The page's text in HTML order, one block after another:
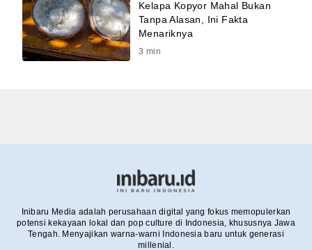
Kelapa Kopyor Mahal Bukan
Tanpa Alasan, Ini Fakta
Menariknya
3 min
Inibaru Media adalah perusahaan digital yang fokus memopulerkan
potensi kekayaan lokal dan pop culture di Indonesia, khususnya Jawa
Tengah. Menyajikan warna-warni Indonesia baru untuk generasi
millenial.